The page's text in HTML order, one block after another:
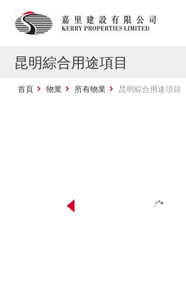
昆明綜合用途項目
首頁 物業 所有物業 昆明綜合用途項目